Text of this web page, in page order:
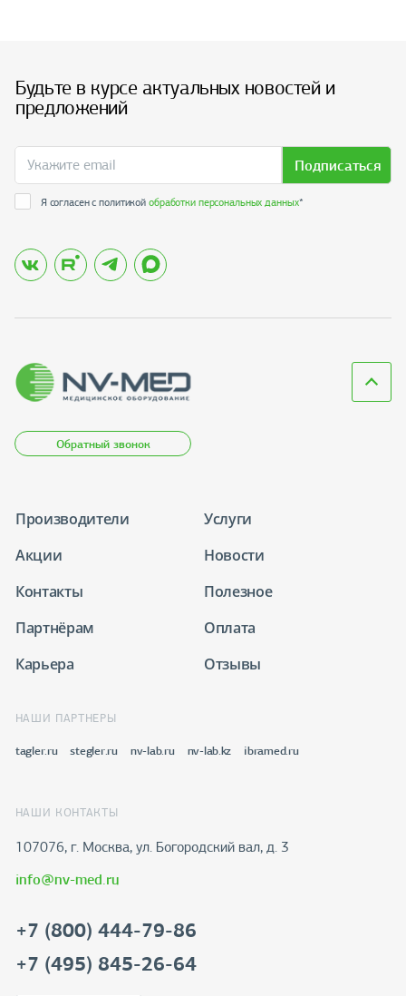
Будьте в курсе актуальных новостей и
предложений
Подписаться
Я согласен с политикойобработки персональных данных*
Обратный звонок
Производители
Услуги
Акции
Новости
Контакты
Полезное
Партнёрам
Оплата
Карьера
Отзывы
НАШИ ПАРТНЕРЫ
tagler.ru stegler.ru nv-lab.ru nv-lab.kz ibramed.ru
НАШИ КОНТАКТЫ
107076, г. Москва, ул. Богородский вал, д. 3
info@nv-med.ru
+7 (800) 444-79-86
+7 (495) 845-26-64